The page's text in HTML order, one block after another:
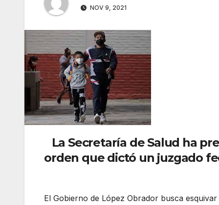
NOV 9, 2021
La Secretaría de Salud ha
orden que dictó un juzgado
El Gobierno de López Obrador busca